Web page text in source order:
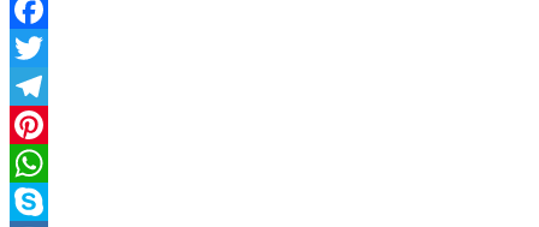
Odnoklassniki
Facebook
Twitter
Telegram
Pinterest
WhatsApp